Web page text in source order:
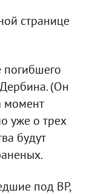
странице
погибшего
(Он
момент
уже о трех
будут
под ВР,